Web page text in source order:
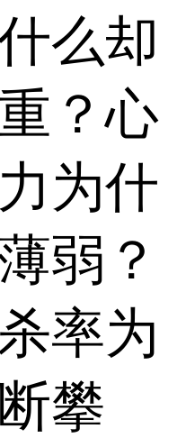
么却
？心
为什
弱？
率为
攀